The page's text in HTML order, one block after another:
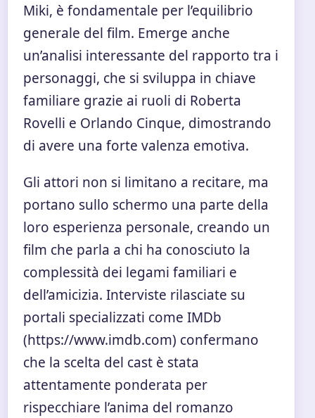
Miki, è fondamentale per l’equilibrio
generale del film. Emerge anche
un’analisi interessante del rapporto tra i
personaggi, che si sviluppa in chiave
familiare grazie ai ruoli di Roberta
Rovelli e Orlando Cinque, dimostrando
di avere una forte valenza emotiva.
Gli attori non si limitano a recitare, ma
portano sullo schermo una parte della
loro esperienza personale, creando un
film che parla a chi ha conosciuto la
complessità dei legami familiari e
dell’amicizia. Interviste rilasciate su
portali specializzati come IMDb
(https://www.imdb.com) confermano
che la scelta del cast è stata
attentamente ponderata per
rispecchiare l’anima del romanzo